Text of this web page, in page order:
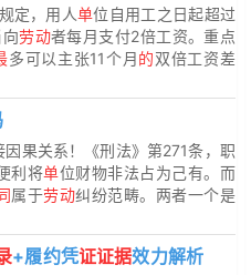
定，用人单位自用工之日起超过
向劳动者每月支付2倍工资。重点
多可以主张11个月的双倍工资差
果关系！《刑法》第271条，职
利将单位财物非法占为己有。而
属于劳动纠纷范畴。两者一个是
+履约凭证证据效力解析